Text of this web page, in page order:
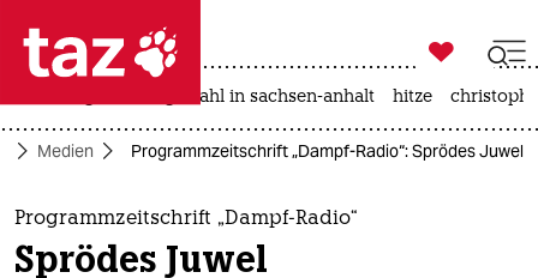
 taz zahl ich
taz zahl ich
themen

taz zahl ich
landtagswahl in sachsen-anhalt hitze
Medien Programmzeitschrift „Dampf-Radio“: Sprödes Juwel
Programmzeitschrift „Dampf-Radio“
Sprödes Juwel